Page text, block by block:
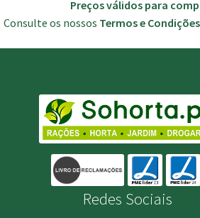
Preços válidos para
Consulte os nossos Termos e Condições
Redes Sociais